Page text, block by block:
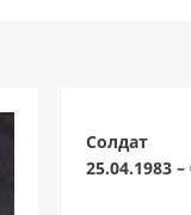
Солдат
25.04.1983